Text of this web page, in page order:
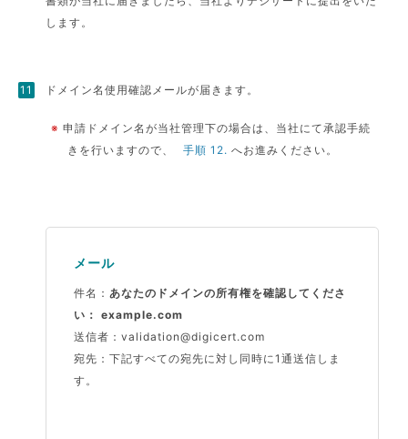
します。
ドメイン名使用確認メールが届きます。
※申請ドメイン名が当社管理下の場合は、当社にて承認手続
きを行いますので、
手順 12. へお進みください。
メール
件名：あなたのドメインの所有権を確認してくださ
い： example.com
送信者：validation@digicert.com
宛先：下記すべての宛先に対し同時に1通送信しま
す。